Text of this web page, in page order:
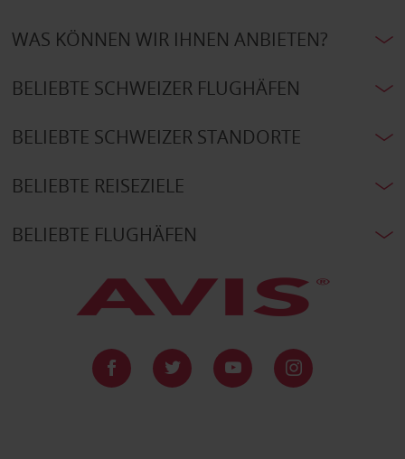
WAS KÖNNEN WIR IHNEN ANBIETEN?
BELIEBTE SCHWEIZER FLUGHÄFEN
BELIEBTE SCHWEIZER STANDORTE
BELIEBTE REISEZIELE
BELIEBTE FLUGHÄFEN